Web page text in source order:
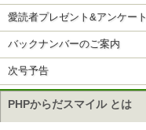
愛読者プレゼント&アンケート
バックナンバーのご案内
次号予告
PHPからだスマイル とは